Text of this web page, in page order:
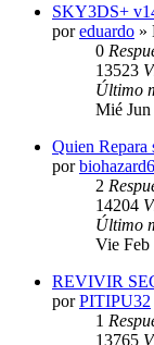
SKY3DS+
poreduardo »
0
13523
Último
Mié Jun
Quien Repara
por
2
14204
Último
Vie Feb
REVIVIR
porPITIPU32
1
13765